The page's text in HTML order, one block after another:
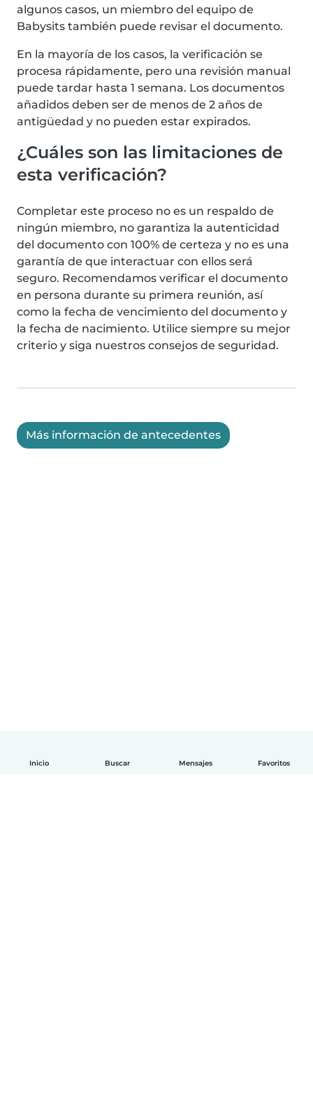
Inicio Buscar Mensajes Favoritos
algunos casos, un miembro del equipo de
Babysits también puede revisar el documento.
En la mayoría de los casos, la verificación se
procesa rápidamente, pero una revisión manual
puede tardar hasta 1 semana. Los documentos
añadidos deben ser de menos de 2 años de
antigüedad y no pueden estar expirados.
¿Cuáles son las limitaciones de
esta verificación?
Completar este proceso no es un respaldo de
ningún miembro, no garantiza la autenticidad
del documento con 100% de certeza y no es una
garantía de que interactuar con ellos será
seguro. Recomendamos verificar el documento
en persona durante su primera reunión, así
como la fecha de vencimiento del documento y
la fecha de nacimiento. Utilice siempre su mejor
criterio y siga nuestros consejos de seguridad.
Más información de antecedentes